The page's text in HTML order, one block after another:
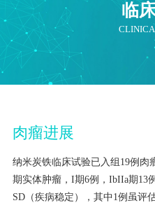
临
肉瘤进展
纳米炭铁临床试验已入组19例肉
期实体肿瘤，I期6例，IbIIa期13
SD（疾病稳定），其中1例虽评